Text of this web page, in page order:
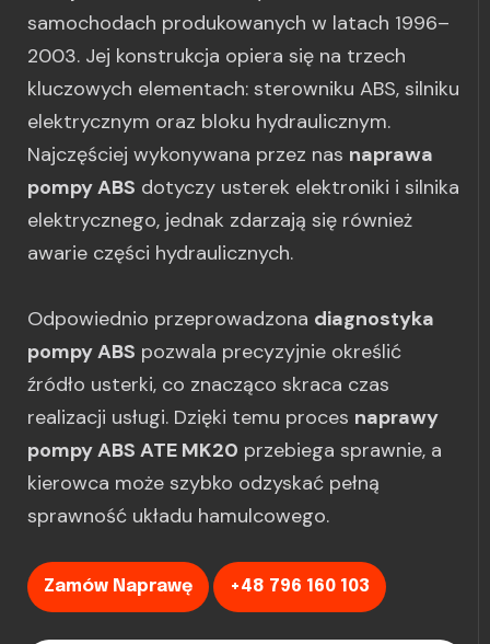
samochodach produkowanych w latach 1996–
2003. Jej konstrukcja opiera się na trzech
kluczowych elementach: sterowniku ABS, silniku
elektrycznym oraz bloku hydraulicznym.
Najczęściej wykonywana przez nas naprawa
pompy ABS dotyczy usterek elektroniki i silnika
elektrycznego, jednak zdarzają się również
awarie części hydraulicznych.
Odpowiednio przeprowadzona diagnostyka
pompy ABS pozwala precyzyjnie określić
źródło usterki, co znacząco skraca czas
realizacji usługi. Dzięki temu proces naprawy
pompy ABS ATE MK20 przebiega sprawnie, a
kierowca może szybko odzyskać pełną
sprawność układu hamulcowego.
Zamów Naprawę +48 796 160 103